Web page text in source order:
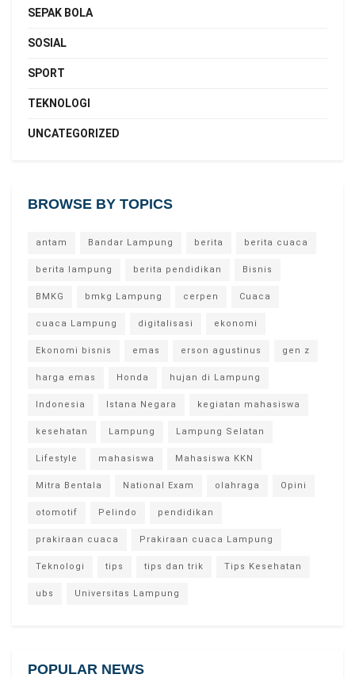
SEPAK BOLA
SOSIAL
SPORT
TEKNOLOGI
UNCATEGORIZED
BROWSE BY TOPICS
antam Bandar Lampung berita berita cuaca
berita lampung berita pendidikan Bisnis
BMKG bmkg Lampung cerpen Cuaca
cuaca Lampung digitalisasi ekonomi
Ekonomi bisnis emas erson agustinus gen z
harga emas Honda hujan di Lampung
Indonesia Istana Negara kegiatan mahasiswa
kesehatan Lampung Lampung Selatan
Lifestyle mahasiswa Mahasiswa KKN
Mitra Bentala National Exam olahraga Opini
otomotif Pelindo pendidikan
prakiraan cuaca Prakiraan cuaca Lampung
Teknologi tips tips dan trik Tips Kesehatan
ubs Universitas Lampung
POPULAR NEWS